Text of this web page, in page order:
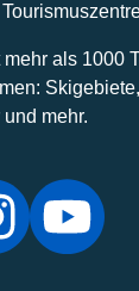
als 1000
mehr.